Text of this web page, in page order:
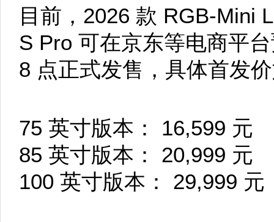
目前，2026 款 RGB-Mini
S Pro 可在京东等电商平
8 点正式发售，具体首发
75 英寸版本： 16,599 元
85 英寸版本： 20,999 元
100 英寸版本： 29,999 元